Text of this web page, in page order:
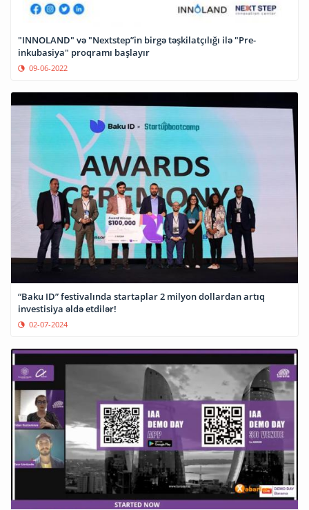
"INNOLAND" və "Nextstep”in birgə təşkilatçılığı ilə "Pre-
inkubasiya" proqramı başlayır
09-06-2022
“Baku ID” festivalında startaplar 2 milyon dollardan artıq
investisiya əldə etdilər!
02-07-2024